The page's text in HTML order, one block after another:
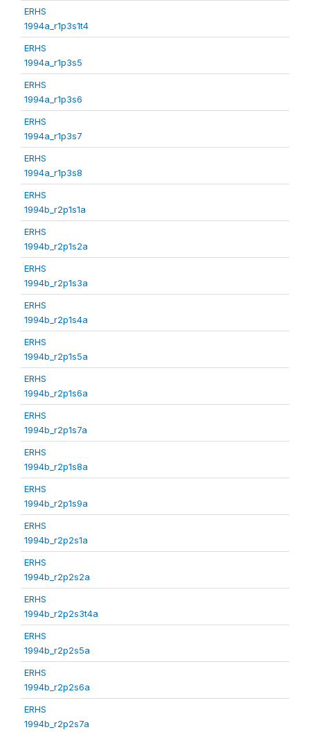
ERHS
1994a_r1p3s1t4
ERHS
1994a_r1p3s5
ERHS
1994a_r1p3s6
ERHS
1994a_r1p3s7
ERHS
1994a_r1p3s8
ERHS
1994b_r2p1s1a
ERHS
1994b_r2p1s2a
ERHS
1994b_r2p1s3a
ERHS
1994b_r2p1s4a
ERHS
1994b_r2p1s5a
ERHS
1994b_r2p1s6a
ERHS
1994b_r2p1s7a
ERHS
1994b_r2p1s8a
ERHS
1994b_r2p1s9a
ERHS
1994b_r2p2s1a
ERHS
1994b_r2p2s2a
ERHS
1994b_r2p2s3t4a
ERHS
1994b_r2p2s5a
ERHS
1994b_r2p2s6a
ERHS
1994b_r2p2s7a